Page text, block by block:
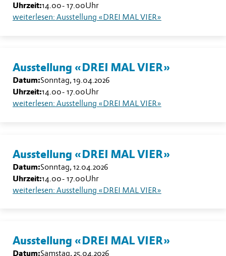
Uhrzeit:14.00- 17.00Uhr
weiterlesen: Ausstellung «DREI MAL VIER»
Ausstellung «DREI MAL VIER»
Datum:Sonntag, 19.04.2026
Uhrzeit:14.00- 17.00Uhr
weiterlesen: Ausstellung «DREI MAL VIER»
Ausstellung «DREI MAL VIER»
Datum:Sonntag, 12.04.2026
Uhrzeit:14.00- 17.00Uhr
weiterlesen: Ausstellung «DREI MAL VIER»
Ausstellung «DREI MAL VIER»
Datum:Samstag, 25.04.2026